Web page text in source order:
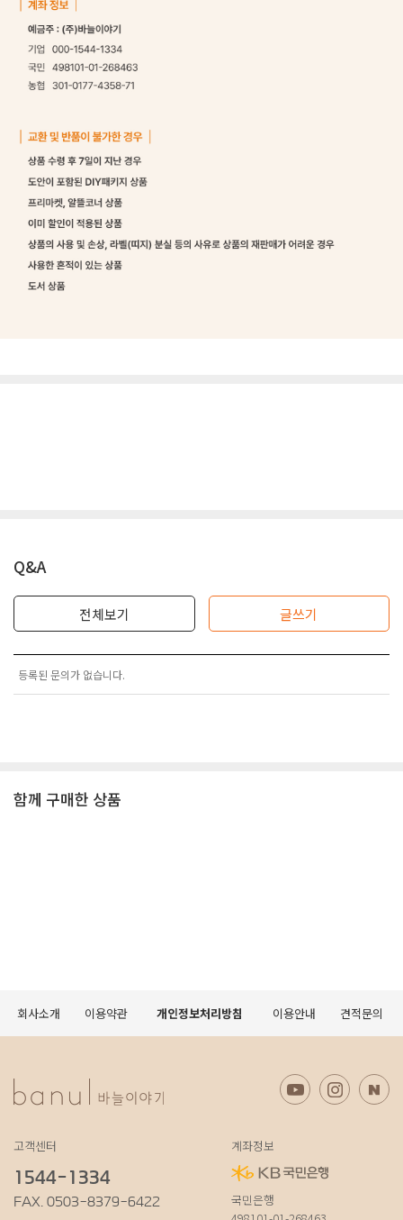
Q&A
전체보기 글쓰기
등록된 문의가 없습니다.
함께 구매한 상품
회사소개 이용약관 개인정보처리방침 이용안내 견적문의
고객센터
1544-1334
FAX. 0503-8379-6422
계좌정보
국민은행